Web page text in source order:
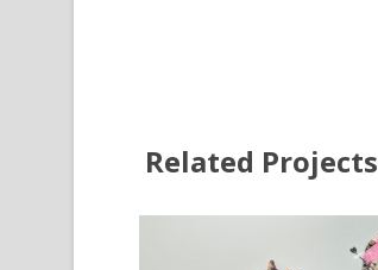
Related Projects